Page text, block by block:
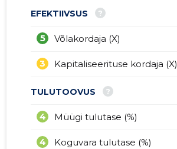
EFEKTIIVSUS ?
Võlakordaja (X)
5
Kapitaliseerituse kordaja (X)
3
TULUTOOVUS ?
Müügi tulutase (%)
4
Koguvara tulutase (%)
4